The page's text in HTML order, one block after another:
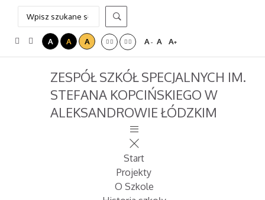
A A A A- A A+
ZESPÓŁ SZKÓŁ SPECJALNYCH IM.
STEFANA KOPCIŃSKIEGO W
ALEKSANDROWIE ŁÓDZKIM
Start
Projekty
O Szkole